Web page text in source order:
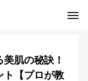
美肌の秘訣！
ト【プロが教
友達追加